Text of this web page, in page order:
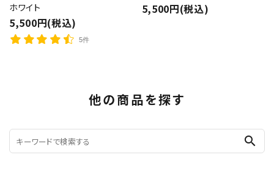
ホワイト
5,500円(税込)
5件
5,500円(税込)
他の商品を探す
search